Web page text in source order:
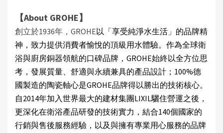
【About GROHE】
創立於1936年，GROHE以「享受純淨水生活」的品牌精
神，致力提供消費者愉悅的頂級用水體驗。作為全球衛
浴與廚房銅器領航的口碑品牌，GROHE始終以全方位思
考，發展質量、舒適與永續兼具的產品設計；100%德
國製造的陶瓷軸心是GROHE品牌得以勝出的技術核心。
自2014年加入世界最大的建材集團LIXIL驪住營運之後，
更深化在衛浴產品研發的技術實力，結合140個國家的
行銷與售後服務經驗，以及與擁有專業用心服務的品牌